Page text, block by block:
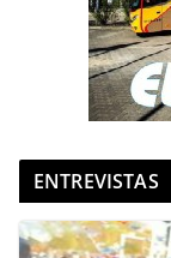
ENTREVISTAS